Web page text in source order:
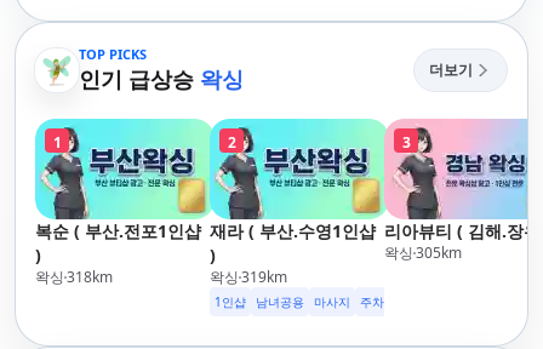
TOP PICKS
인기 급상승 왁싱 더보기
1
복순 ( 부산.전포1인샵
)
왁싱318km
2
재라 ( 부산.수영1인샵
)
왁싱319km
1인샵 남녀공용 마사지 주차가능
3
리아뷰티 ( 김해.장
왁싱305km